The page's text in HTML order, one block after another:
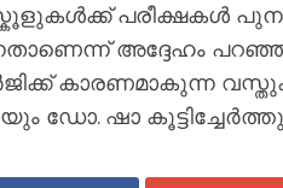
പരീക്ഷകള്‍
അദ്ദേഹം
കാരണമാകുന്ന
ഡോ. ഷാ